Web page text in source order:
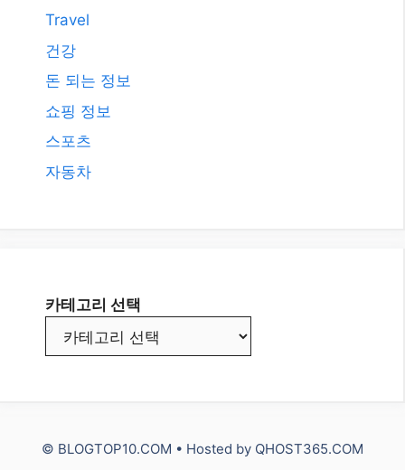
Travel
건강
돈 되는 정보
쇼핑 정보
스포츠
자동차
카테고리 선택
© BLOGTOP10.COM • Hosted by QHOST365.COM